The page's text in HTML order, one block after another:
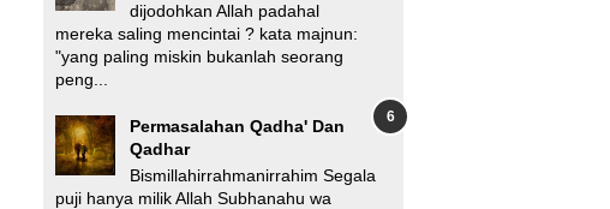
dijodohkan Allah padahal
mereka saling mencintai ? kata majnun:
"yang paling miskin bukanlah seorang
peng...
Permasalahan Qadha' Dan
Qadhar
Bismillahirrahmanirrahim Segala
puji hanya milik Allah Subhanahu wa